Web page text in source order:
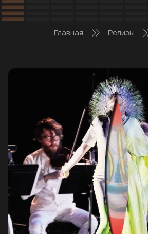
Главная Релизы